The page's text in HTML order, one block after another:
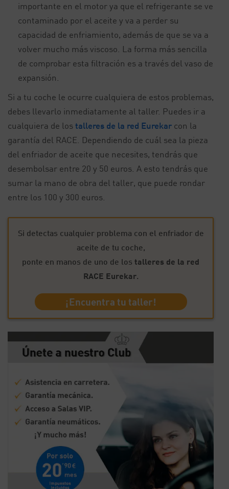
importante en el motor ya que el refrigerante se ve
contaminado por el aceite y va a perder su
capacidad de enfriamiento, además de que se va a
volver mucho más viscoso. La forma más sencilla
de comprobar esta filtración es a través del vaso de
expansión.
Si a tu coche le ocurre cualquiera de estos problemas,
debes llevarlo inmediatamente al taller. Puedes ir a
cualquiera de lostalleres de la red Eurekar con la
garantía del RACE. Dependiendo de cuál sea la pieza
del enfriador de aceite que necesites, tendrás que
desembolsar entre 20 y 50 euros. A esto tendrás que
sumar la mano de obra del taller, que puede rondar
entre los 100 y 300 euros.
Si detectas cualquier problema con el enfriador de
aceite de tu coche,
ponte en manos de uno de los talleres de la red
RACE Eurekar.
¡Encuentra tu taller!